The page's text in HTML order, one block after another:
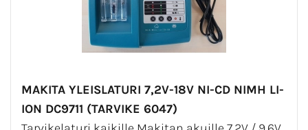
MAKITA YLEISLATURI 7,2V-18V NI-CD NIMH LI-
ION DC9711 (TARVIKE 6047)